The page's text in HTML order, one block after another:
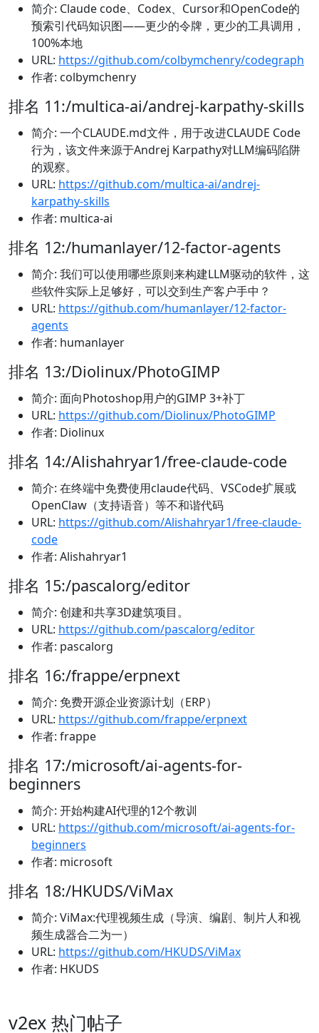
简介: Claude code、Codex、Cursor和OpenCode的
预索引代码知识图——更少的令牌，更少的工具调用，
100%本地
URL: https://github.com/colbymchenry/codegraph
作者: colbymchenry
排名 11:/multica-ai/andrej-karpathy-skills
简介: 一个CLAUDE.md文件，用于改进CLAUDE Code
行为，该文件来源于Andrej Karpathy对LLM编码陷阱
的观察。
URL: https://github.com/multica-ai/andrej-
karpathy-skills
作者: multica-ai
排名 12:/humanlayer/12-factor-agents
简介: 我们可以使用哪些原则来构建LLM驱动的软件，这
些软件实际上足够好，可以交到生产客户手中？
URL: https://github.com/humanlayer/12-factor-
agents
作者: humanlayer
排名 13:/Diolinux/PhotoGIMP
简介: 面向Photoshop用户的GIMP 3+补丁
URL: https://github.com/Diolinux/PhotoGIMP
作者: Diolinux
排名 14:/Alishahryar1/free-claude-code
简介: 在终端中免费使用claude代码、VSCode扩展或
OpenClaw（支持语音）等不和谐代码
URL: https://github.com/Alishahryar1/free-claude-
code
作者: Alishahryar1
排名 15:/pascalorg/editor
简介: 创建和共享3D建筑项目。
URL: https://github.com/pascalorg/editor
作者: pascalorg
排名 16:/frappe/erpnext
简介: 免费开源企业资源计划（ERP）
URL: https://github.com/frappe/erpnext
作者: frappe
排名 17:/microsoft/ai-agents-for-
beginners
简介: 开始构建AI代理的12个教训
URL: https://github.com/microsoft/ai-agents-for-
beginners
作者: microsoft
排名 18:/HKUDS/ViMax
简介: ViMax:代理视频生成（导演、编剧、制片人和视
频生成器合二为一）
URL: https://github.com/HKUDS/ViMax
作者: HKUDS
v2ex 热门帖子